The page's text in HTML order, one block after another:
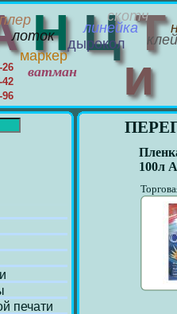
НЦ
26
маркер
ватман
дырокол
скотч
клей
линейка
лоток
печати
100л